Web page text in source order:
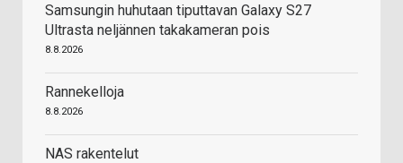
Samsungin huhutaan tiputtavan Galaxy S27
Ultrasta neljännen takakameran pois
8.8.2026
Rannekelloja
8.8.2026
NAS rakentelut